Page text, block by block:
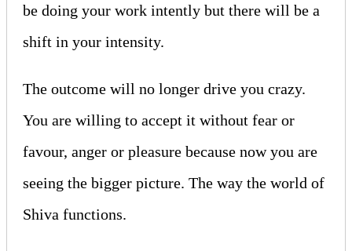
be doing your work intently but there will be a
shift in your intensity.
The outcome will no longer drive you crazy.
You are willing to accept it without fear or
favour, anger or pleasure because now you are
seeing the bigger picture. The way the world of
Shiva functions.